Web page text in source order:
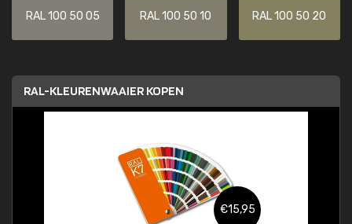
RAL 100 50 05 RAL 100 50 10 RAL 100 50 20
RAL-KLEURENWAAIER KOPEN
€15,95